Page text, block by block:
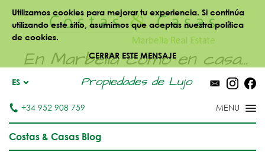
Utilizamos cookies para mejorar tu experiencia. Si continúa
utilizando este sitio, asumimos que aceptas nuestra política
de cookies.
CERRAR ESTE MENSAJE
En Marbella como en casa...
Propiedades de Lujo
ES
+34 952 908 759
Costas & Casas Blog